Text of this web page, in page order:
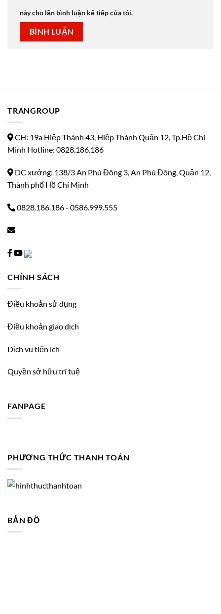
này cho lần bình luận kế tiếp của tôi.
TRANGROUP
CH: 19a Hiệp Thành 43, Hiệp Thành Quận 12, Tp.Hồ Chí
Minh Hotline: 0828.186.186
DC xưởng: 138/3 An Phú Đông 3, An Phú Đông, Quận 12,
Thành phố Hồ Chí Minh
0828.186.186- 0586.999.555
CHÍNH SÁCH
Điều khoản sử dụng
Điều khoản giao dịch
Dịch vụ tiện ích
Quyền sở hữu trí tuệ
FANPAGE
PHƯƠNG THỨC THANH TOÁN
BẢN ĐỒ